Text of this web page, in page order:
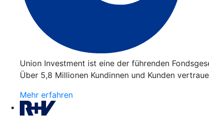
Union Investment ist eine der führenden
Über 5,8 Millionen Kundinnen und Kunden
Mehr erfahren